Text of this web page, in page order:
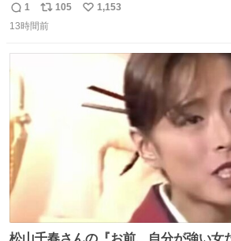
返
信
1
リ
ポ
105
い
1,153
13時間前